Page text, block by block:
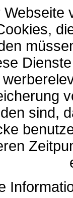
Webseite
sind,